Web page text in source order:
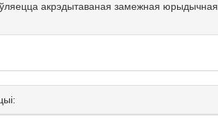
акрэдытаваная замежная юрыдычная